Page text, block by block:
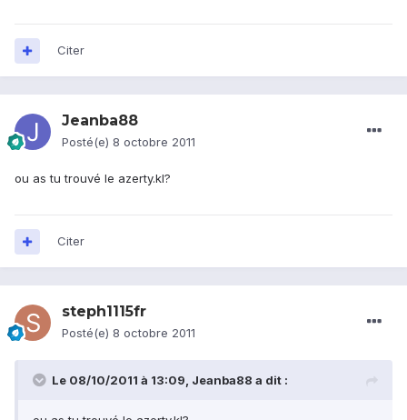
Citer
Jeanba88
Posté(e) 8 octobre 2011
ou as tu trouvé le azerty.kl?
Citer
steph1115fr
Posté(e) 8 octobre 2011
Le 08/10/2011 à 13:09, Jeanba88 a dit :